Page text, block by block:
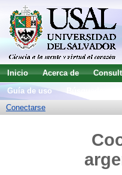
Inicio Acerca de
Guía de uso
Conectarse